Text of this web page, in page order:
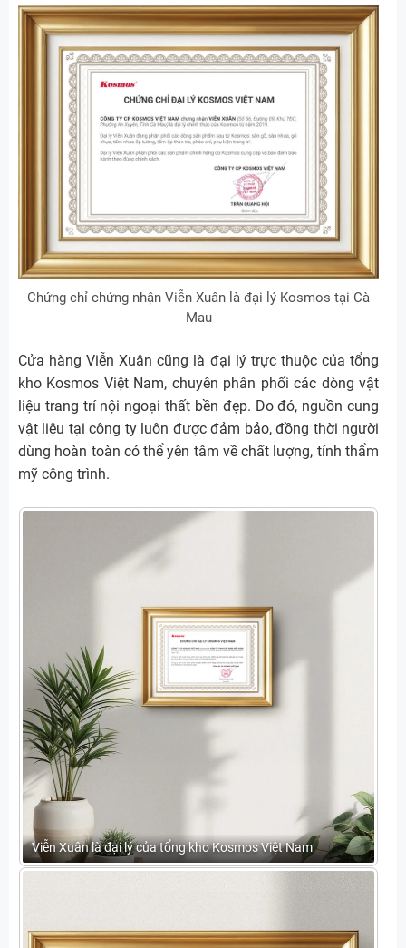
Chứng chỉ chứng nhận Viễn Xuân là đại lý Kosmos tại Cà
Mau
Cửa hàng Viễn Xuân cũng là đại lý trực thuộc của tổng
kho Kosmos Việt Nam, chuyên phân phối các dòng vật
liệu trang trí nội ngoại thất bền đẹp. Do đó, nguồn cung
vật liệu tại công ty luôn được đảm bảo, đồng thời người
dùng hoàn toàn có thể yên tâm về chất lượng, tính thẩm
mỹ công trình.
Viễn Xuân là đại lý của tổng kho Kosmos Việt Nam